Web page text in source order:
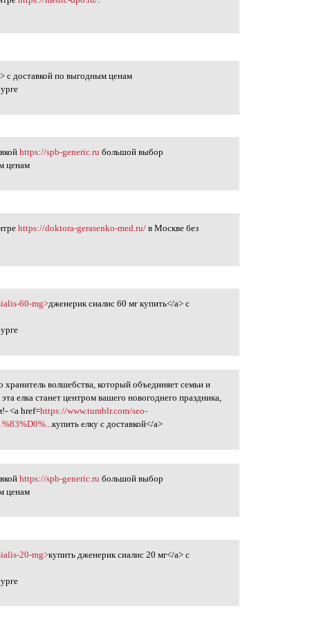
с доставкой по выгодным ценам
https://spb-generic.ru большой выбор
ценам
https://doktora-gerasenko-med.ru/ в Москве без
60-mg>дженерик сиалис 60 мг купить</a> с
волшебства, который объединяет семьи и
елка станет центром вашего новогоднего праздника,
<a href=https://www.tumblr.com/seo-
купить елку с доставкой</a>
https://spb-generic.ru большой выбор
ценам
20-mg>купить дженерик сиалис 20 мг</a> с